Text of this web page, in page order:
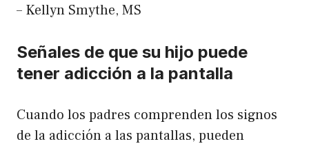
– Kellyn Smythe, MS
Señales de que su hijo puede
tener adicción a la pantalla
Cuando los padres comprenden los signos
de la adicción a las pantallas, pueden